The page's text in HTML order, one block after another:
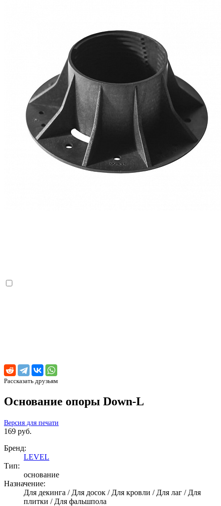
Рассказать друзьям
Основание опоры Down-L
Версия для печати
169 руб.
Бренд:
LEVEL
Тип:
основание
Назначение:
Для декинга / Для досок / Для кровли / Для лаг / Для
плитки / Для фальшпола